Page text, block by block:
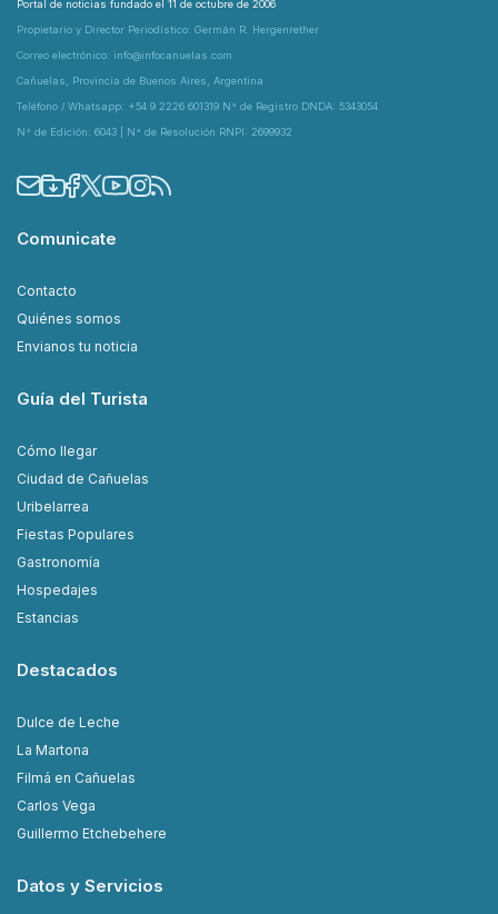
Portal de noticias fundado el 11 de octubre de 2006
Propietario y Director Periodístico: Germán R. Hergenrether
Correo electrónico: info@infocanuelas.com
Cañuelas, Provincia de Buenos Aires, Argentina
Teléfono / Whatsapp: +54 9 2226 601319 N° de Registro DNDA: 5343054
N° de Edición: 6043 | N° de Resolución RNPI: 2699932
Comunicate
Contacto
Quiénes somos
Envianos tu noticia
Guía del Turista
Cómo llegar
Ciudad de Cañuelas
Uribelarrea
Fiestas Populares
Gastronomía
Hospedajes
Estancias
Destacados
Dulce de Leche
La Martona
Filmá en Cañuelas
Carlos Vega
Guillermo Etchebehere
Datos y Servicios